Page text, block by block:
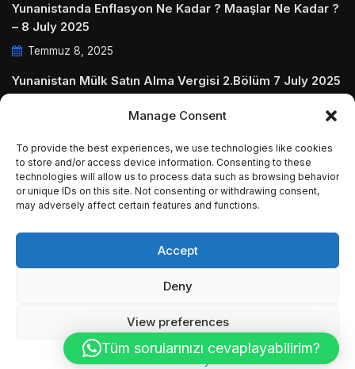
Manage Consent
To provide the best experiences, we use technologies like cookies
to store and/or access device information. Consenting to these
technologies will allow us to process data such as browsing behavior
or unique IDs on this site. Not consenting or withdrawing consent,
may adversely affect certain features and functions.
Accept
Deny
View preferences
Yunanistanda Enflasyon Ne Kadar ? Maaşlar Ne Kadar ?
– 8 July 2025
Temmuz 8, 2025
Yunanistan Mülk Satın Alma Vergisi 2.Bölüm 7 July 2025
July 2025
Temmuz 5, 2025
© Copyright 2009 - 2025 InvestGreece. All Rights
Tüm sorularınızı cevaplayabilirim?